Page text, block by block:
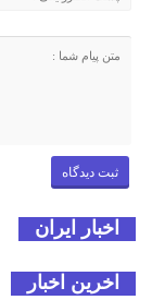
اخبار ایران
اخرین اخبار